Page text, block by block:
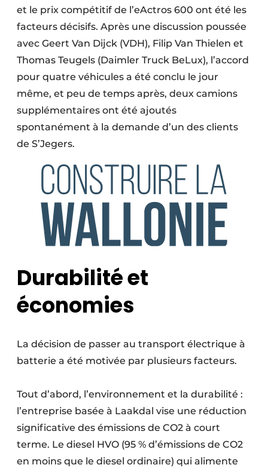
et le prix compétitif de l’eActros 600 ont été les
facteurs décisifs. Après une discussion poussée
avec Geert Van Dijck (VDH), Filip Van Thielen et
Thomas Teugels (Daimler Truck BeLux), l’accord
pour quatre véhicules a été conclu le jour
même, et peu de temps après, deux camions
supplémentaires ont été ajoutés
spontanément à la demande d’un des clients
de S’Jegers.
Durabilité et
économies
La décision de passer au transport électrique à
batterie a été motivée par plusieurs facteurs.
Tout d’abord, l’environnement et la durabilité :
l’entreprise basée à Laakdal vise une réduction
significative des émissions de CO2 à court
terme. Le diesel HVO (95 % d’émissions de CO2
en moins que le diesel ordinaire) qui alimente